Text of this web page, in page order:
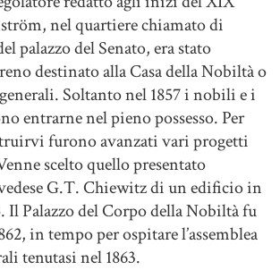
nel quartiere chiamato di
palazzo del Senato, era stato
destinato alla Casa della Nobiltà o
Soltanto nel 1857 i nobili e i
entrarne nel pieno possesso. Per
furono avanzati vari progetti
scelto quello presentato
G.T. Chiewitz di un edificio in
Il Palazzo del Corpo della Nobiltà fu
in tempo per ospitare l’assemblea
tenutasi nel 1863.